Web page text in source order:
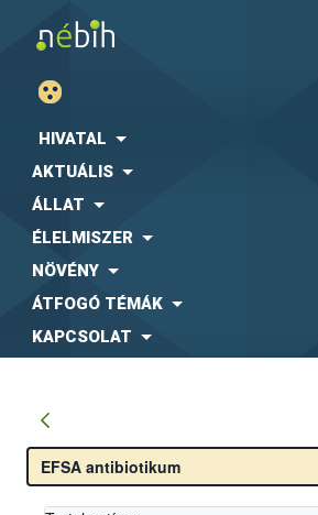
HIVATAL
AKTUÁLIS
ÁLLAT
ÉLELMISZER
NÖVÉNY
ÁTFOGÓ TÉMÁK
KAPCSOLAT